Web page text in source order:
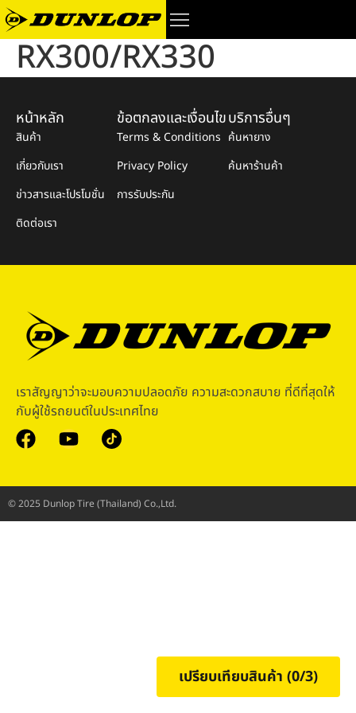
RX300/RX330
© 2025 Dunlop Tire (Thailand) Co.,Ltd.
เราสัญญาว่าจะมอบความปลอดภัย ความสะดวกสบาย ที่ดีที่สุดให้
กับผู้ใช้รถยนต์ในประเทศไทย
หน้าหลัก
สินค้า
เกี่ยวกับเรา
ข่าวสารและโปรโมชั่น
ติดต่อเรา
ข้อตกลงและเงื่อนไข
Terms & Conditions
Privacy Policy
การรับประกัน
บริการอื่นๆ
ค้นหายาง
ค้นหาร้านค้า
เปรียบเทียบสินค้า (0/3)